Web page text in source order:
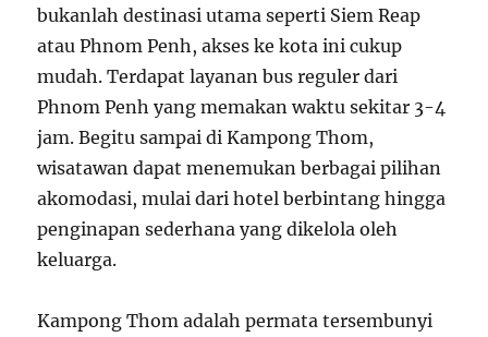
bukanlah destinasi utama seperti Siem Reap
atau Phnom Penh, akses ke kota ini cukup
mudah. Terdapat layanan bus reguler dari
Phnom Penh yang memakan waktu sekitar 3-4
jam. Begitu sampai di Kampong Thom,
wisatawan dapat menemukan berbagai pilihan
akomodasi, mulai dari hotel berbintang hingga
penginapan sederhana yang dikelola oleh
keluarga.
Kampong Thom adalah permata tersembunyi